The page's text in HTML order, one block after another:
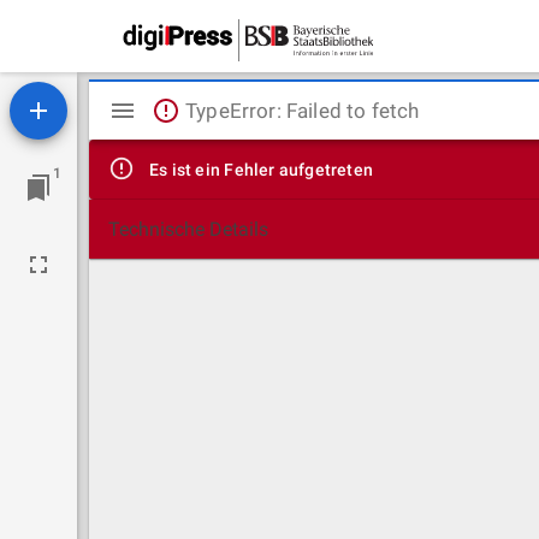
1
Mirador
Viewer
TypeError: Failed to fetch
Es ist ein Fehler aufgetreten
Technische Details